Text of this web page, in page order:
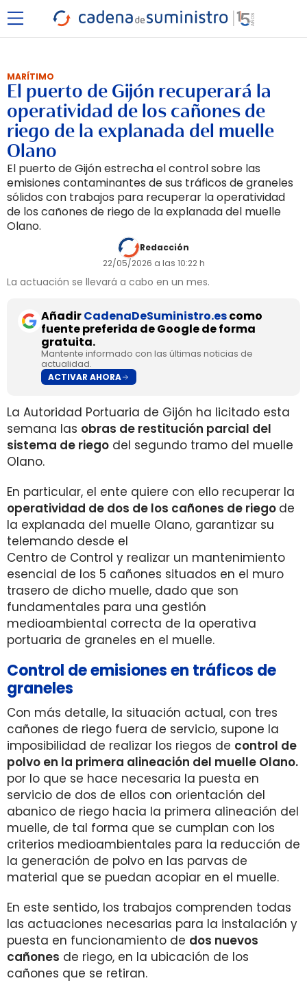
MARÍTIMO
El puerto de Gijón recuperará la
operatividad de los cañones de
riego de la explanada del muelle
Olano
El puerto de Gijón estrecha el control sobre las
emisiones contaminantes de sus tráficos de graneles
sólidos con trabajos para recuperar la operatividad
de los cañones de riego de la explanada del muelle
Olano.
Redacción
22/05/2026 a las 10:22 h
La actuación se llevará a cabo en un mes.
AñadirCadenaDeSuministro.escomo
fuente preferida de Google de forma
gratuita.
Mantente informado con las últimas noticias de
actualidad.
ACTIVAR AHORA
La Autoridad Portuaria de Gijón ha licitado esta
semana las obras de restitución parcial del
sistema de riego del segundo tramo del muelle
Olano.
En particular, el ente quiere con ello recuperar la
operatividad de dos de los cañones de riego de
la explanada del muelle Olano, garantizar su
telemando desde el
Centro de Control y realizar un mantenimiento
esencial de los 5 cañones situados en el muro
trasero de dicho muelle, dado que son
fundamentales para una gestión
medioambiental correcta de la operativa
portuaria de graneles en el muelle.
Control de emisiones en tráficos de
graneles
Con más detalle, la situación actual, con tres
cañones de riego fuera de servicio, supone la
imposibilidad de realizar los riegos de control de
polvo en la primera alineación del muelle Olano.
por lo que se hace necesaria la puesta en
servicio de dos de ellos con orientación del
abanico de riego hacia la primera alineación del
muelle, de tal forma que se cumplan con los
criterios medioambientales para la reducción de
la generación de polvo en las parvas de
material que se puedan acopiar en el muelle.
En este sentido, los trabajos comprenden todas
las actuaciones necesarias para la instalación y
puesta en funcionamiento de dos nuevos
cañones de riego, en la ubicación de los
cañones que se retiran.